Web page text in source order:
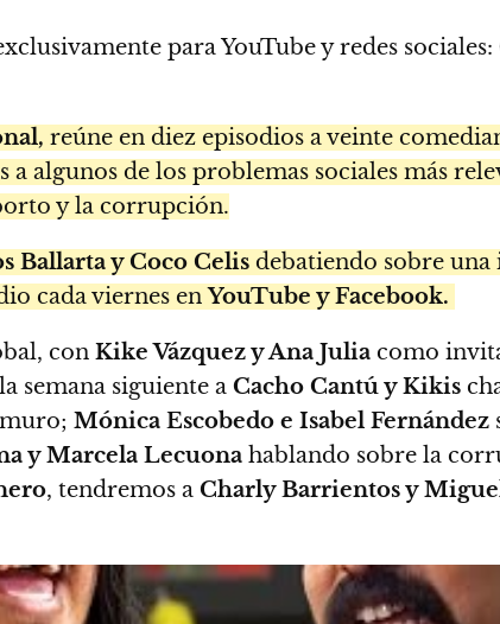
para YouTube y redes sociales:
reúne en diez episodios a veinte
algunos de los problemas sociales más
y la corrupción.
Ballarta y Coco Celis debatiendo sobre
cada viernes enYouTube y Facebook.
con Kike Vázquez y Ana Julia como
semana siguiente a Cacho Cantú y Kikis
Mónica Escobedo e Isabel Fernández
y Marcela Lecuona hablando sobre la
, tendremos a Charly Barrientos y